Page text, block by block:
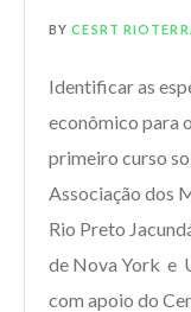
BYCESRT
Identificar as
econômico para
primeiro curso
Associação dos
Rio Preto
de Nova York e
com apoio do